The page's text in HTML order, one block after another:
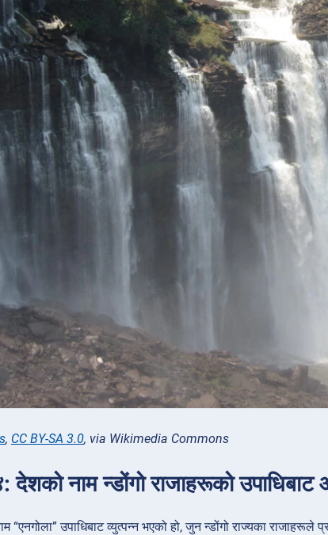
, CC BY-SA 3.0, via Wikimedia Commons
देशको नाम न्डोंगो राजाहरूको उपाधिबाट
“एनगोला” उपाधिबाट व्युत्पन्न भएको हो, जुन न्डोंगो राज्यका